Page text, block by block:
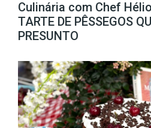
Culinária com Chef
TARTE DE PÊSSEGOS
PRESUNTO